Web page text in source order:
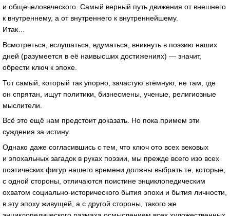
и общечеловеческого. Самый верный путь движения от внешнего
к внутреннему, а от внутреннего к внутреннейшему.
Итак…
Всмотреться, вслушаться, вдуматься, вникнуть в поэзию наших
дней (разумеется в её наивысших достижениях) — значит,
обрести ключ к эпохе.
Тот самый, который так упорно, зачастую втёмную, не там, где
он спрятан, ищут политики, бизнесмены, ученые, религиозные
мыслители.
Всё это ещё нам предстоит доказать. Но пока примем эти
суждения за истину.
Однако даже согласившись с тем, что ключ ото всех вековых
и эпохальных загадок в руках поэзии, мы прежде всего изо всех
поэтических фигур нашего времени должны выбрать те, которые,
с одной стороны, отличаются поистине энциклопедическим
охватом социально-исторического бытия эпохи и бытия личности,
в эту эпоху живущей, а с другой стороны, такого же